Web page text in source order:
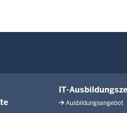
IT-
Ausbildungsangebot